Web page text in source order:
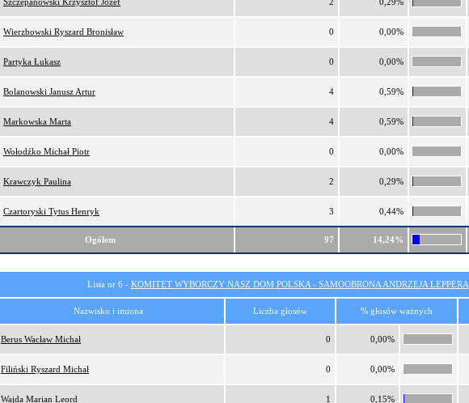
Wierzbowski Ryszard Bronisław 0 0,00%
Partyka Łukasz 0 0,00%
Bolanowski Janusz Artur 4 0,59%
Markowska Marta 4 0,59%
Wołodźko Michał Piotr 0 0,00%
Krawczyk Paulina 2 0,29%
Czartoryski Tytus Henryk 3 0,44%
Ogółem 97 14,24%
Lista nr 6 - KOMITET WYBORCZY NASZ DOM POLSKA - SAMOOBRONA ANDRZEJA LEPPERA
Nazwisko i imiona Liczba głosów % głosów ważnych
Berus Wacław Michał 0 0,00%
Filiński Ryszard Michał 0 0,00%
Wajda Marian Leord 1 0,15%